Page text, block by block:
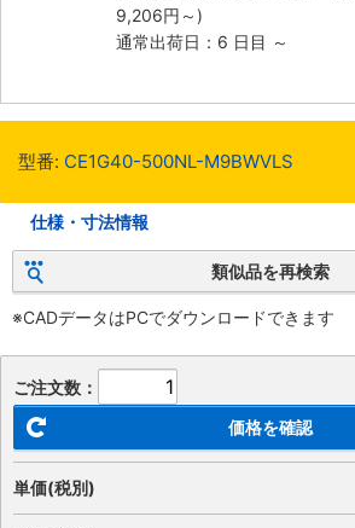
9,206円 ～)
通常出荷日：6 日目 ～
型番: CE1G40-500NL-M9BWVLS
仕様・寸法情報
類似品を再検索
※CADデータはPCでダウンロードできます
ご注文数：
価格を確認
単価(税別)